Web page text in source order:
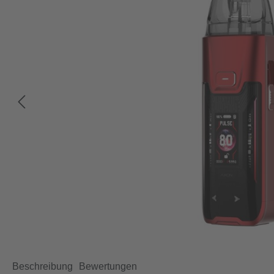
Beschreibung Bewertungen